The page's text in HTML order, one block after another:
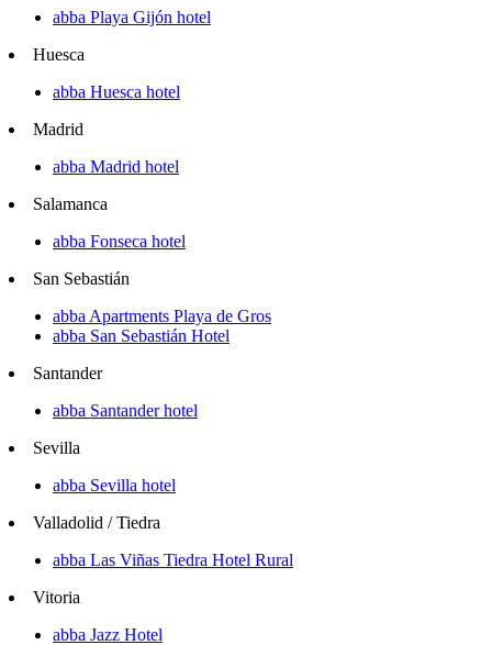
abba Playa Gijón hotel
Huesca
abba Huesca hotel
Madrid
abba Madrid hotel
Salamanca
abba Fonseca hotel
San Sebastián
abba Apartments Playa de Gros
abba San Sebastián Hotel
Santander
abba Santander hotel
Sevilla
abba Sevilla hotel
Valladolid / Tiedra
abba Las Viñas Tiedra Hotel Rural
Vitoria
abba Jazz Hotel